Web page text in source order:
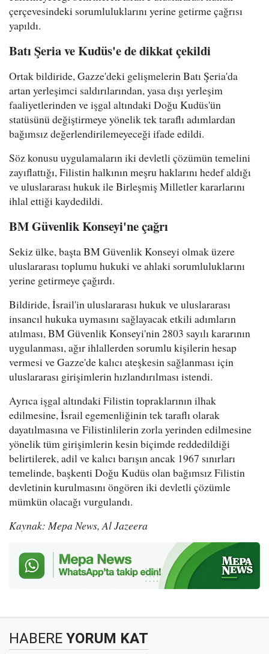
çerçevesindeki sorumluluklarını yerine getirme çağrısı
yapıldı.
Batı Şeria ve Kudüs'e de dikkat çekildi
Ortak bildiride, Gazze'deki gelişmelerin Batı Şeria'da
artan yerleşimci saldırılarından, yasa dışı yerleşim
faaliyetlerinden ve işgal altındaki Doğu Kudüs'ün
statüsünü değiştirmeye yönelik tek taraflı adımlardan
bağımsız değerlendirilemeyeceği ifade edildi.
Söz konusu uygulamaların iki devletli çözümün temelini
zayıflattığı, Filistin halkının meşru haklarını hedef aldığı
ve uluslararası hukuk ile Birleşmiş Milletler kararlarını
ihlal ettiği kaydedildi.
BM Güvenlik Konseyi'ne çağrı
Sekiz ülke, başta BM Güvenlik Konseyi olmak üzere
uluslararası toplumu hukuki ve ahlaki sorumluluklarını
yerine getirmeye çağırdı.
Bildiride, İsrail'in uluslararası hukuk ve uluslararası
insancıl hukuka uymasını sağlayacak etkili adımların
atılması, BM Güvenlik Konseyi'nin 2803 sayılı kararının
uygulanması, ağır ihlallerden sorumlu kişilerin hesap
vermesi ve Gazze'de kalıcı ateşkesin sağlanması için
uluslararası girişimlerin hızlandırılması istendi.
Ayrıca işgal altındaki Filistin topraklarının ilhak
edilmesine, İsrail egemenliğinin tek taraflı olarak
dayatılmasına ve Filistinlilerin zorla yerinden edilmesine
yönelik tüm girişimlerin kesin biçimde reddedildiği
belirtilerek, adil ve kalıcı barışın ancak 1967 sınırları
temelinde, başkenti Doğu Kudüs olan bağımsız Filistin
devletinin kurulmasını öngören iki devletli çözümle
mümkün olacağı vurgulandı.
Kaynak: Mepa News, Al Jazeera
HABERE YORUM KAT